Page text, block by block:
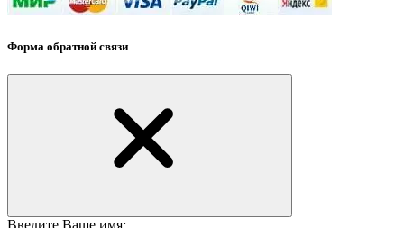
Форма обратной связи
Введите Ваше имя: